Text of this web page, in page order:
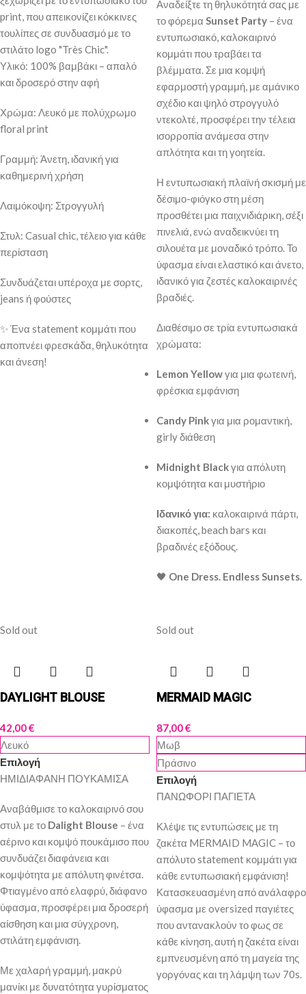
print, που απεικονίζει κόκκινες
τουλίπες σε συνδυασμό με το
στιλάτο logo "Très Chic".
Υλικό: 100% βαμβάκι – απαλό
και δροσερό στην αφή
Χρώμα: Λευκό με πολύχρωμο
floral print
Γραμμή: Άνετη, ιδανική για
καθημερινή χρήση
Λαιμόκοψη: Στρογγυλή
Στυλ: Casual chic, τέλειο για κάθε
περίσταση
Συνδυάζεται υπέροχα με σορτς,
jeans ή φούστες
✨ Ένα statement κομμάτι που
αποπνέει φρεσκάδα, θηλυκότητα
και άνεση!
Αναδείξτε τη θηλυκότητά σας με
το φόρεμα Sunset Party – ένα
εντυπωσιακό, καλοκαιρινό
κομμάτι που τραβάει τα
βλέμματα. Σε μια κομψή
εφαρμοστή γραμμή, με αμάνικο
σχέδιο και ψηλό στρογγυλό
ντεκολτέ, προσφέρει την τέλεια
ισορροπία ανάμεσα στην
απλότητα και τη γοητεία.
Η εντυπωσιακή πλαϊνή σκισμή με
δέσιμο-φιόγκο στη μέση
προσθέτει μια παιχνιδιάρικη, σέξι
πινελιά, ενώ αναδεικνύει τη
σιλουέτα με μοναδικό τρόπο. Το
ύφασμα είναι ελαστικό και άνετο,
ιδανικό για ζεστές καλοκαιρινές
βραδιές.
Διαθέσιμο σε τρία εντυπωσιακά
χρώματα:
Lemon Yellowγια μια φωτεινή,
φρέσκια εμφάνιση
Candy Pinkγια μια ρομαντική,
girly διάθεση
Midnight Blackγια απόλυτη
κομψότητα και μυστήριο
Ιδανικό για: καλοκαιρινά πάρτι,
διακοπές, beach bars και
βραδινές εξόδους.
🖤 One Dress. Endless Sunsets.
Sold out
DAYLIGHT BLOUSE
42,00€
Λευκό
Επιλογή
ΗΜΙΔΙΑΦΑΝΗ ΠΟΥΚΑΜΙΣΑ
Αναβάθμισε το καλοκαιρινό σου
στυλ με το Dalight Blouse – ένα
αέρινο και κομψό πουκάμισο που
συνδυάζει διαφάνεια και
κομψότητα με απόλυτη φινέτσα.
Φτιαγμένο από ελαφρύ, διάφανο
ύφασμα, προσφέρει μια δροσερή
αίσθηση και μια σύγχρονη,
στιλάτη εμφάνιση.
Με χαλαρή γραμμή, μακρύ
μανίκι με δυνατότητα γυρίσματος
Sold out
MERMAID MAGIC
87,00€
Μωβ
Πράσινο
Επιλογή
ΠΑΝΩΦΟΡΙ ΠΑΓΙΕΤΑ
Κλέψε τις εντυπώσεις με τη
ζακέτα MERMAID MAGIC – το
απόλυτο statement κομμάτι για
κάθε εντυπωσιακή εμφάνιση!
Κατασκευασμένη από ανάλαφρο
ύφασμα με oversized παγιέτες
που αντανακλούν το φως σε
κάθε κίνηση, αυτή η ζακέτα είναι
εμπνευσμένη από τη μαγεία της
γοργόνας και τη λάμψη των 70s.